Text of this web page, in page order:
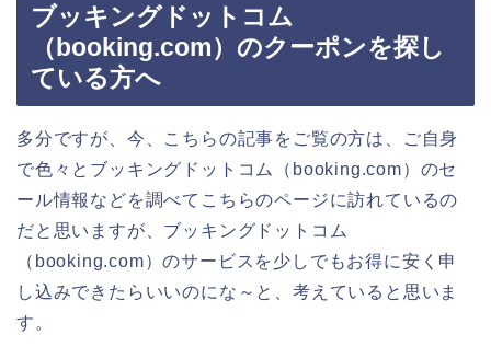
ブッキングドットコム
（booking.com）のクーポンを探し
ている方へ
多分ですが、今、こちらの記事をご覧の方は、ご自身
で色々とブッキングドットコム（booking.com）のセ
ール情報などを調べてこちらのページに訪れているの
だと思いますが、ブッキングドットコム
（booking.com）のサービスを少しでもお得に安く申
し込みできたらいいのにな～と、考えていると思いま
す。